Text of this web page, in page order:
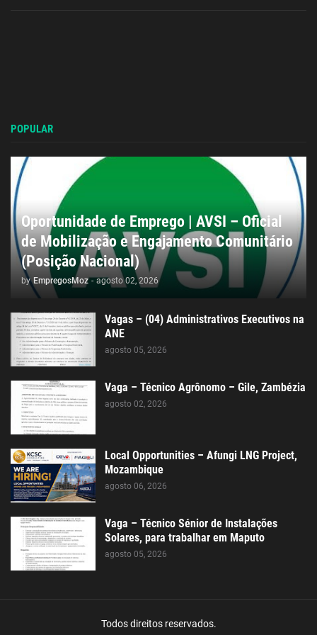
POPULAR
Oportunidade de Emprego | AVSI – Oficial
de Mobilização e Engajamento Comunitário
(Posição Nacional)
by EmpregosMoz - agosto 02, 2026
Vagas – (04) Administrativos Executivos na
ANE
agosto 05, 2026
Vaga – Técnico Agrônomo – Gile, Zambézia
agosto 02, 2026
Local Opportunities – Afungi LNG Project,
Mozambique
agosto 06, 2026
Vaga – Técnico Sénior de Instalações
Solares, para trabalhar em Maputo
agosto 05, 2026
Todos direitos reservados.